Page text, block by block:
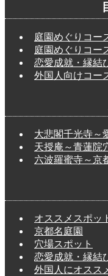
庭園めぐりコー
庭園めぐりコー
恋愛成就・縁結
外国人向けコー
大悲閣千光寺～
天授庵～青蓮院
六波羅蜜寺～京
オススメスポッ
京都名庭園
穴場スポット
恋愛成就・縁結
外国人にオスス